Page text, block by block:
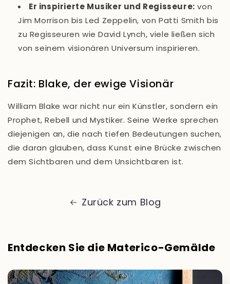
Er inspirierte Musiker und Regisseure: von
Jim Morrison bis Led Zeppelin, von Patti Smith bis
zu Regisseuren wie David Lynch, viele ließen sich
von seinem visionären Universum inspirieren.
Fazit: Blake, der ewige Visionär
William Blake war nicht nur ein Künstler, sondern ein
Prophet, Rebell und Mystiker. Seine Werke sprechen
diejenigen an, die nach tiefen Bedeutungen suchen,
die daran glauben, dass Kunst eine Brücke zwischen
dem Sichtbaren und dem Unsichtbaren ist.
Zurück zum Blog
Entdecken Sie die Materico-Gemälde